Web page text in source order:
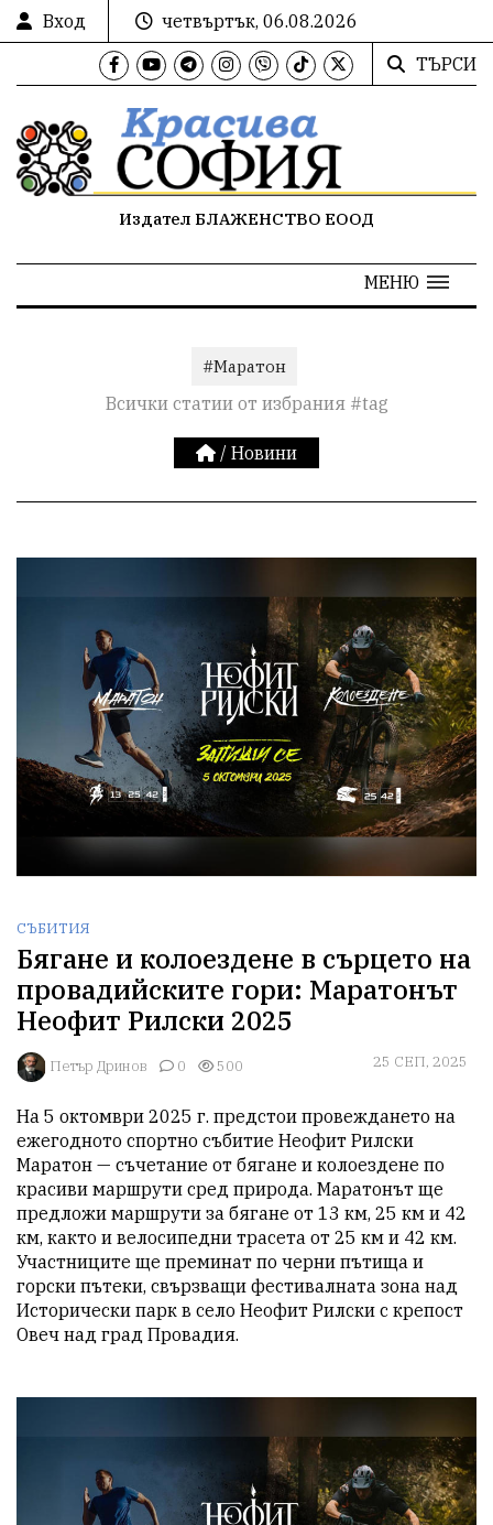
Вход
четвъртък, 06.08.2026
ТЪРСИ
Издател БЛАЖЕНСТВО ЕООД
МЕНЮ
#Маратон
Всички статии от избрания #tag
/ Новини
СЪБИТИЯ
Бягане и колоездене в сърцето на
провадийските гори: Маратонът
Неофит Рилски 2025
Петър Дринов 0 500 25 СЕП, 2025
На 5 октомври 2025 г. предстои провеждането на
ежегодното спортно събитие Неофит Рилски
Маратон — съчетание от бягане и колоездене по
красиви маршрути сред природа. Маратонът ще
предложи маршрути за бягане от 13 км, 25 км и 42
км, както и велосипедни трасета от 25 км и 42 км.
Участниците ще преминат по черни пътища и
горски пътеки, свързващи фестивалната зона над
Исторически парк в село Неофит Рилски с крепост
Овеч над град Провадия.